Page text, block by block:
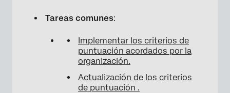
Tareas comunes:
Implementar los criterios de
puntuación acordados por la
organización.
Actualización de los criterios
de puntuación .